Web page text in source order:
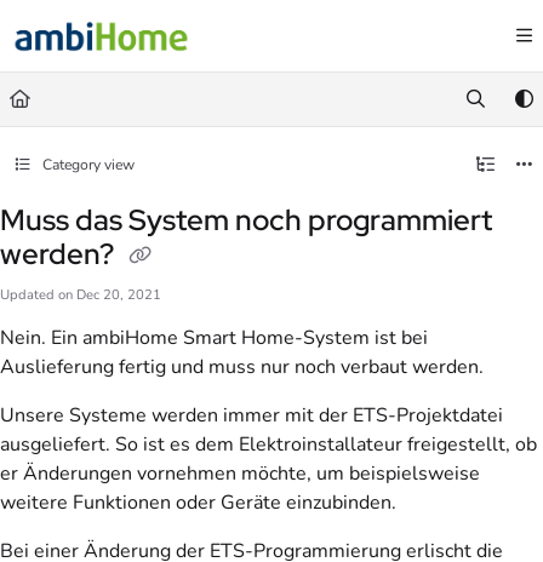
Documentation Index
Fetch the complete documentation index at:
Use this file to discover all available pages before exploring further.
Category view
Muss das System noch programmiert
werden?
Updated on Dec 20, 2021
Nein. Ein ambiHome Smart Home-System ist bei
Auslieferung fertig und muss nur noch verbaut werden.
Unsere Systeme werden immer mit der ETS-Projektdatei
ausgeliefert. So ist es dem Elektroinstallateur freigestellt, ob
er Änderungen vornehmen möchte, um beispielsweise
weitere Funktionen oder Geräte einzubinden.
Bei einer Änderung der ETS-Programmierung erlischt die